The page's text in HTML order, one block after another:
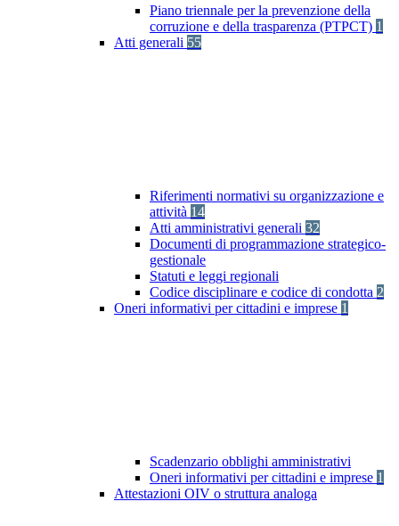
Piano triennale per la prevenzione della
corruzione e della trasparenza (PTPCT) 1
Atti generali 55
Riferimenti normativi su organizzazione e
attività 14
Atti amministrativi generali 32
Documenti di programmazione strategico-
gestionale
Statuti e leggi regionali
Codice disciplinare e codice di condotta 2
Oneri informativi per cittadini e imprese 1
Scadenzario obblighi amministrativi
Oneri informativi per cittadini e imprese 1
Attestazioni OIV o struttura analoga